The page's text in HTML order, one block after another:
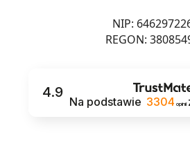
NIP:
REGON:
4.9
Na podstawie 3304 opinii